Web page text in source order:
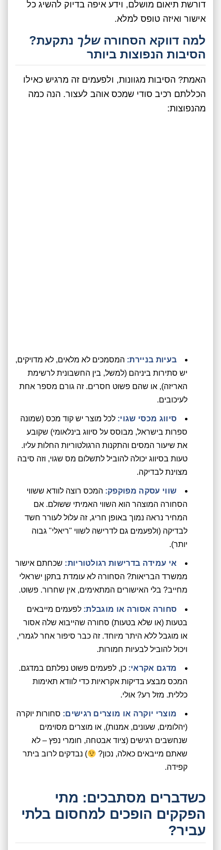
דורשת תיאום מושלם, וידע איפה בדיוק להשיג כל
אישור ואיזה טופס למלא.
למה דווקא הסחורהשלך נתקעת?
הסיבות הנפוצות ביותר
האמת? הסיבות מגוונות, ולפעמים זה מרגיש כאילו
הכללתם רכיב סודי שמכס אוהב לעצור. הנה כמה
מהנפוצות:
בעיות בניירת: המסמכים לא מלאים, לא מדויקים,
יש סתירות ביניהם (למשל, בין החשבונית לרשימת
האריזה), או שהם פשוט חסרים. זה גורם מספר אחת
לעיכובים.
סיווג מכסי שגוי: לכל מוצר יש קוד מכס (שמונה
ספרות בישראל, מבוסס על סיווג בינלאומי) שקובע
את שיעור המסים והתקנות הרגולטוריות החלות עליו.
טעות בסיווג יכולה להוביל לתשלום מס שגוי, וזה סיבה
מצוינת לבדיקה.
שווי עסקה מפוקפק: המכס רוצה לוודא ששווי
הסחורה המוצהר הוא השווי האמיתי ששולם. אם
המחיר נראה נמוך באופן חריג, זה עלול לעורר חשד
לבדיקה (ולפעמים גם לדרישה לשווי "ריאלי" גבוה
יותר).
אי עמידה בדרישות רגולטוריות: שכחתם אישור
ממשרד הבריאות? הסחורה לא עומדת בתקן ישראלי
מחייב? בלי האישורים המתאימים, אין שחרור. פשוט.
סחורה אסורה או מוגבלת: לפעמים מייבאים
בטעות (או שלא בטעות) סחורה שהייבוא שלה אסור
או מוגבל ללא היתר מיוחד. זה כבר סיפור אחר לגמרי,
ויכול להוביל לבעיות חמורות.
מדגם אקראי: כן, לפעמים פשוט נפלתם במדגם.
המכס מבצע בדיקות אקראיות כדי לוודא תאימות
כללית. מזל רע? אולי.
מוצרי יוקרה או מוצרים רגישים: סחורות יוקרה
(יהלומים, שעונים, אמנות), או מוצרים מסוימים
שנחשבים רגישים (ציוד אבטחה, חומרי נפץ – לא
שאתם מייבאים כאלה, נכון?
) נבדקים לרוב ביתר
קפידה.
כשדברים מסתבכים: מתי
הפקקים הופכים למחסום בלתי
עביר?